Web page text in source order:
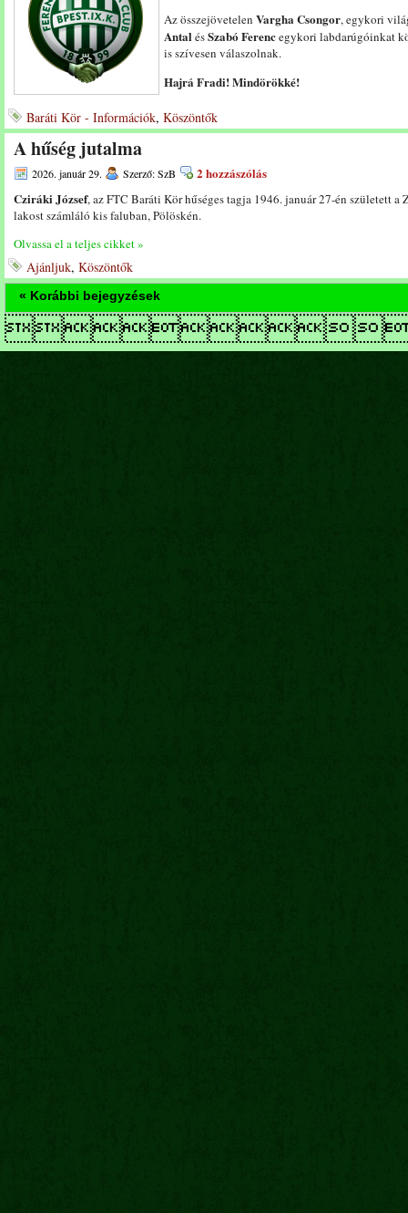
Az összejövetelen Vargha Csongor, egykori
AntalésSzabó Ferencegykori labdarúgóinkat
is szívesen válaszolnak.
Hajrá Fradi! Mindörökké!
Baráti Kör - Információk, Köszöntők
A hűség jutalma
2026. január 29. Szerző: SzB
2 hozzászólás
Cziráki József, az FTC Baráti Kör hűséges tagja 1946. január 27-én született
lakost számláló kis faluban, Pölöskén.
Olvassa el a teljes cikket »
Ajánljuk, Köszöntők
« Korábbi bejegyzések